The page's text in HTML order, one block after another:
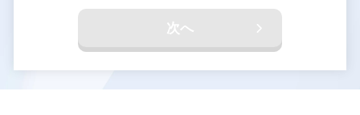
次へ